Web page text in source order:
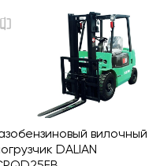
вилочный
DALIAN